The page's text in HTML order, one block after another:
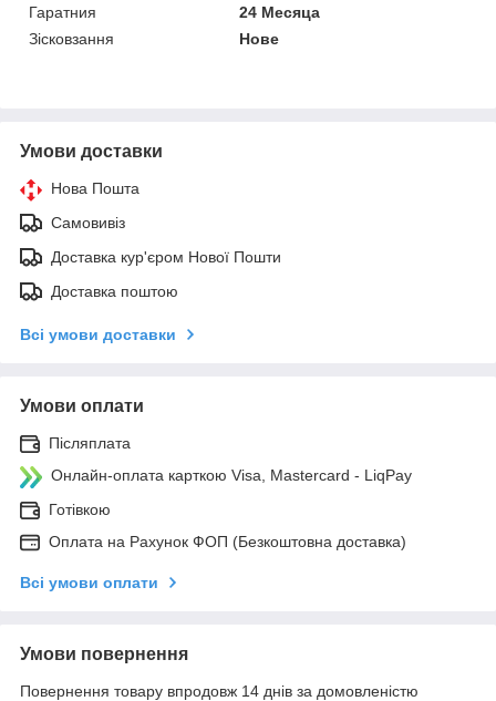
Гаратния
24 Месяца
Зісковзання
Нове
Умови доставки
Нова Пошта
Самовивіз
Доставка кур'єром Нової Пошти
Доставка поштою
Всі умови доставки
Умови оплати
Післяплата
Онлайн-оплата карткою Visa, Mastercard - LiqPay
Готівкою
Оплата на Рахунок ФОП (Безкоштовна доставка)
Всі умови оплати
Умови повернення
Повернення товару впродовж 14 днів за домовленістю